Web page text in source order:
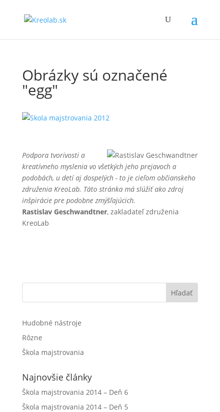
Obrázky sú označené
"egg"
Podpora tvorivosti a
kreatívneho myslenia vo všetkých jeho prejavoch a
podobách, u detí aj dospelých - to je cieľom občianskeho
združenia KreoLab. Táto stránka má slúžiť ako zdroj
inšpirácie pre podobne zmýšľajúcich.
Rastislav Geschwandtner, zakladateľ združenia
KreoLab
Hľadať
Hudobné nástroje
Rôzne
Škola majstrovania
Najnovšie články
Škola majstrovania 2014 – Deň 6
Škola majstrovania 2014 – Deň 5